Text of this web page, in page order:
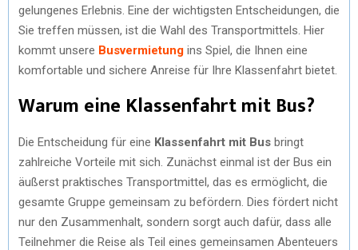
gelungenes Erlebnis. Eine der wichtigsten Entscheidungen, die
Sie treffen müssen, ist die Wahl des Transportmittels. Hier
kommt unsere Busvermietung ins Spiel, die Ihnen eine
komfortable und sichere Anreise für Ihre Klassenfahrt bietet.
Warum eine Klassenfahrt mit Bus?
Die Entscheidung für eine Klassenfahrt mit Bus bringt
zahlreiche Vorteile mit sich. Zunächst einmal ist der Bus ein
äußerst praktisches Transportmittel, das es ermöglicht, die
gesamte Gruppe gemeinsam zu befördern. Dies fördert nicht
nur den Zusammenhalt, sondern sorgt auch dafür, dass alle
Teilnehmer die Reise als Teil eines gemeinsamen Abenteuers